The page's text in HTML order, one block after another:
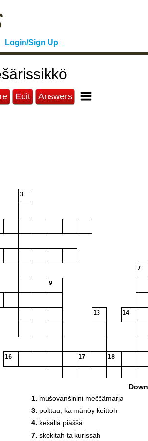
Login/Sign Up
Edit Answers
3
7
9
13 14
16 17 18
Down
1. mušovanšinini meččämarja
3. polttau, ka mänöy keittoh
4. kešällä piäššä
7. skokitah ta kurissah